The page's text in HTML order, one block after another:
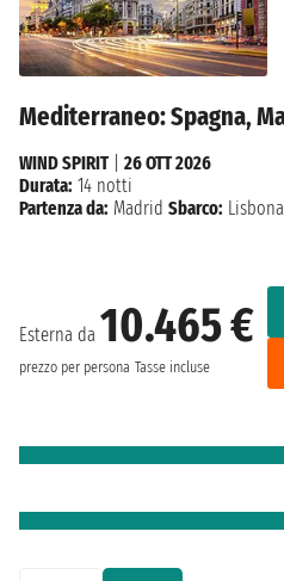
Mediterraneo: Spagna,
Esterna da 10.465 €
prezzo per persona Tasse incluse
WIND SPIRIT| 26 OTT 2026
Durata: 14 notti
Partenza da: Madrid Sbarco: Lisbona